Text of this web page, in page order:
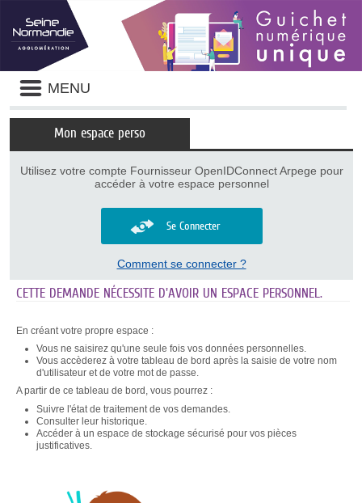
Liste
des
avertissements
MENU
Mon espace perso
Utilisez votre compte Fournisseur OpenIDConnect Arpege pour
accéder à votre espace personnel
Se Connecter
Comment se connecter ?
CETTE DEMANDE NÉCESSITE D'AVOIR UN ESPACE PERSONNEL.
En créant votre propre espace :
Vous ne saisirez qu'une seule fois vos données personnelles.
Vous accèderez à votre tableau de bord après la saisie de votre nom
d'utilisateur et de votre mot de passe.
A partir de ce tableau de bord, vous pourrez :
Suivre l'état de traitement de vos demandes.
Consulter leur historique.
Accéder à un espace de stockage sécurisé pour vos pièces
justificatives.
Panneau de gestion des cookies